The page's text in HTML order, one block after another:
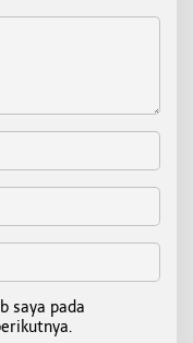
saya pada